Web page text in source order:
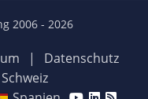
2006 - 2026
|
Datenschutz
Schweiz